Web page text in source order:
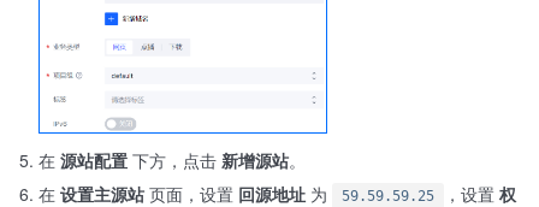
在 源站配置 下方，点击 新增源站。
在 设置主源站 页面，设置 回源地址 为 59.59.59.25 ，设置 权